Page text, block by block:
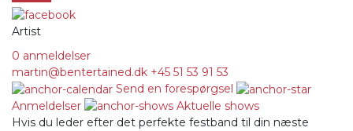
Artist
0 anmeldelser
martin@bentertained.dk +45 51 53 91 53
Send en forespørgsel
Anmeldelser
Aktuelle shows
Hvis du leder efter det perfekte festband til din næste